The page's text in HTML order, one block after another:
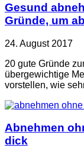
Gesund
Gründe, um
24. August 2017
20 gute Gründe
übergewichtige
vorstellen, wie
Abnehmen
dick